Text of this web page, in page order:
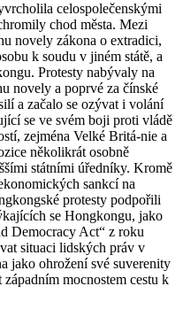
celospolečenskými
chod města. Mezi
novely zákona o extradici,
k soudu v jiném státě, a
Protesty nabývaly na
novely a poprvé za čínské
a začalo se ozývat i volání
se ve svém boji proti vládě
zejména Velké Britá-nie a
několikrát osobně
státními úředníky. Kromě
sankcí na
protesty podpořili
se Hongkongu, jako
Democracy Act“ z roku
situaci lidských práv v
jako ohrožení své suverenity
mocnostem cestu k